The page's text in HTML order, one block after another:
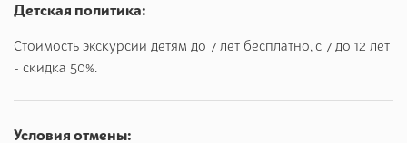
Детская политика:
Стоимость экскурсии детям до 7 лет бесплатно, с 7 до 12 лет
- скидка 50%.
Условия отмены: